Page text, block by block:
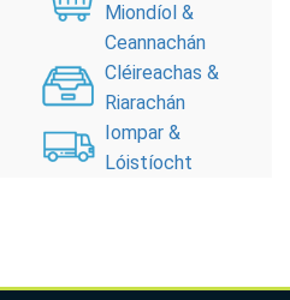
Miondíol &
Ceannachán
Cléireachas &
Riarachán
Iompar &
Lóistíocht